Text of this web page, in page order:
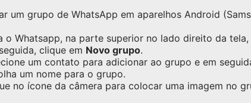
um grupo de WhatsApp em aparelhos Android
o Whatsapp, na parte superior no lado direito da
clique em Novo grupo.
um contato para adicionar ao grupo e em
um nome para o grupo.
no ícone da câmera para colocar uma imagem no